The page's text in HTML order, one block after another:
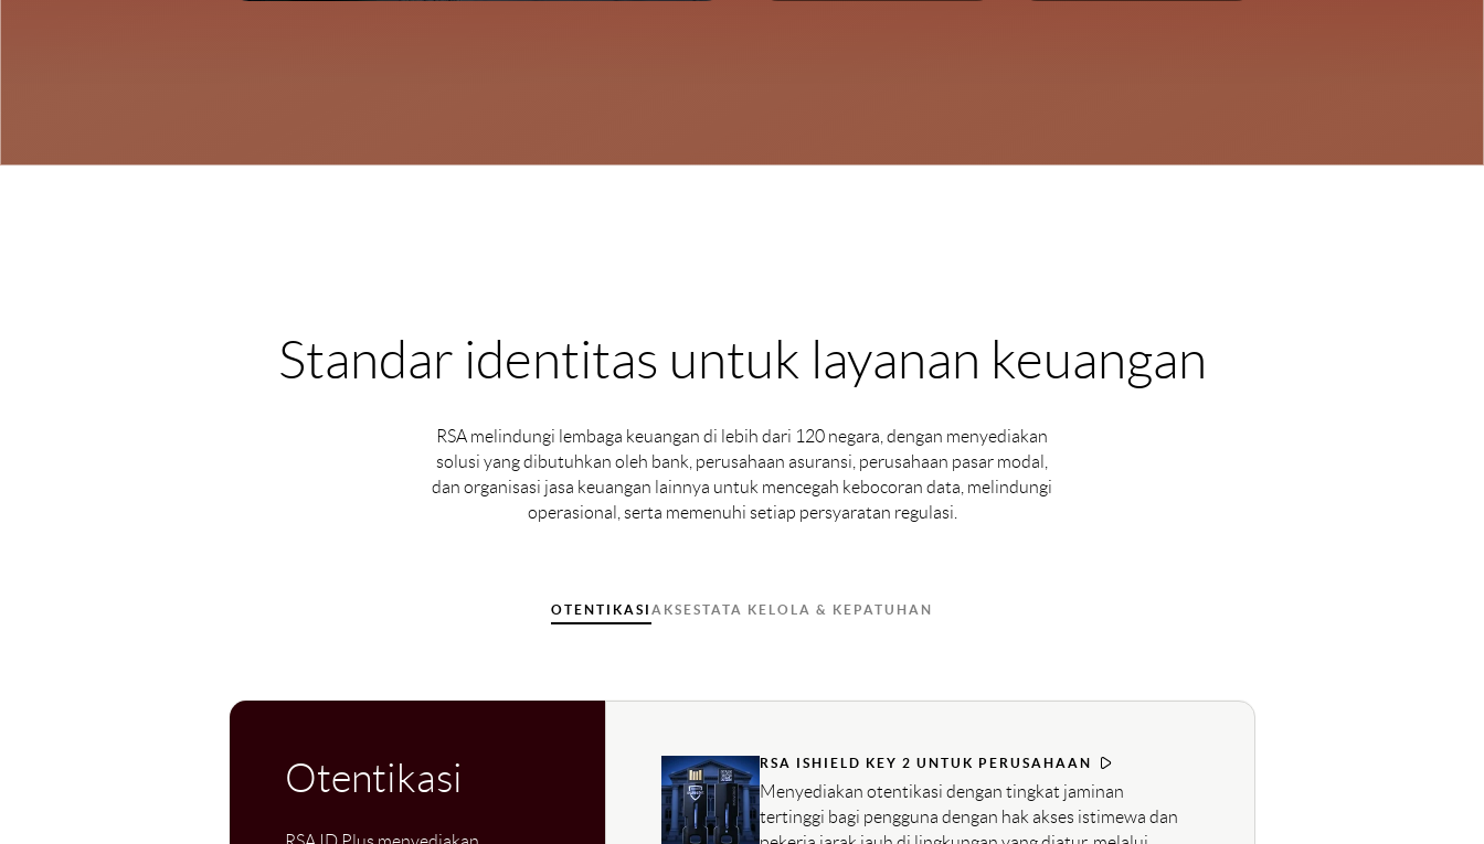
Standar identitas untuk layanan keuangan
RSA melindungi lembaga keuangan di lebih dari 120 negara, dengan menyediakan
solusi yang dibutuhkan oleh bank, perusahaan asuransi, perusahaan pasar modal,
dan organisasi jasa keuangan lainnya untuk mencegah kebocoran data, melindungi
operasional, serta memenuhi setiap persyaratan regulasi.
OTENTIKASI AKSESTATA KELOLA & KEPATUHAN
Otentikasi RSA ISHIELD KEY 2 UNTUK PERUSAHAAN
Menyediakan otentikasi dengan tingkat jaminan
tertinggi bagi pengguna dengan hak akses istimewa dan